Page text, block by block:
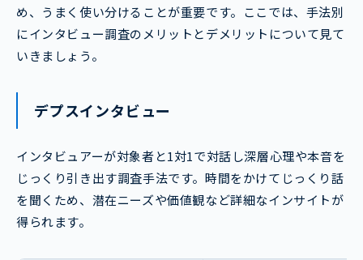
め、うまく使い分けることが重要です。ここでは、手法別
にインタビュー調査のメリットとデメリットについて見て
いきましょう。
デプスインタビュー
インタビュアーが対象者と1対1で対話し深層心理や本音を
じっくり引き出す調査手法です。時間をかけてじっくり話
を聞くため、潜在ニーズや価値観など詳細なインサイトが
得られます。